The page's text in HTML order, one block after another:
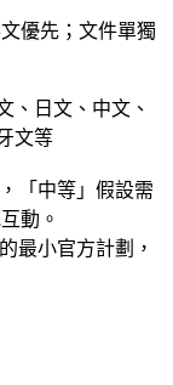
優先；文件單獨
、日文、中文、
文等
「中等」假設需
動。
最小官方計劃，